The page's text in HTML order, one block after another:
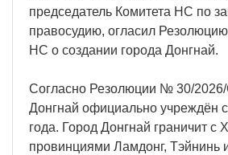
председатель Комитета НС по
правосудию, огласил
НС о создании города Донгнай.
Согласно Резолюции № 30/
Донгнай официально учреждён
года. Город Донгнай граничит
провинциями Ламдонг, Тэйнинь